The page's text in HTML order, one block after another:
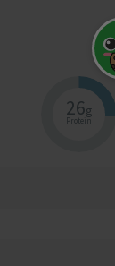
26g
Protein